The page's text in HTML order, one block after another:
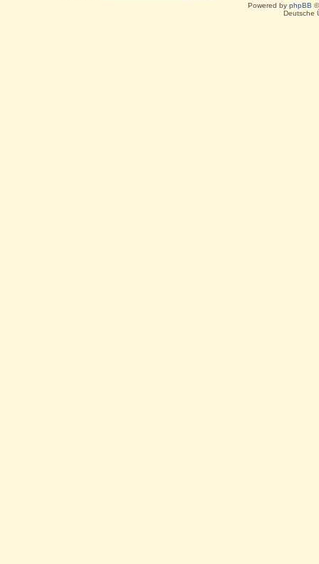
Powered by phpBB
Deutsche